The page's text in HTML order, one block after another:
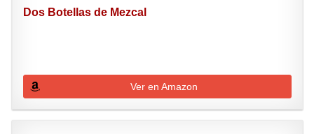
Dos Botellas de Mezcal
Ver en Amazon